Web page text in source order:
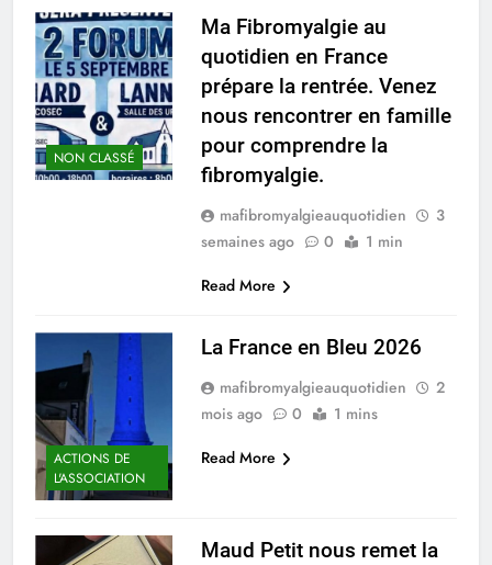
NON CLASSÉ
Ma Fibromyalgie au
quotidien en France
prépare la rentrée. Venez
nous rencontrer en famille
pour comprendre la
fibromyalgie.
mafibromyalgieauquotidien
3
semaines ago
0
1 min
Read More
ACTIONS DE
L'ASSOCIATION
La France en Bleu 2026
mafibromyalgieauquotidien
2
mois ago
0
1 mins
Read More
Maud Petit nous remet la